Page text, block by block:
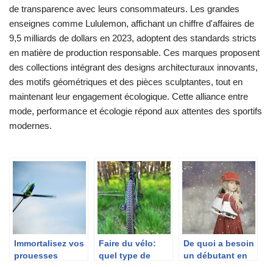
de transparence avec leurs consommateurs. Les grandes
enseignes comme Lululemon, affichant un chiffre d'affaires de
9,5 milliards de dollars en 2023, adoptent des standards stricts
en matière de production responsable. Ces marques proposent
des collections intégrant des designs architecturaux innovants,
des motifs géométriques et des pièces sculptantes, tout en
maintenant leur engagement écologique. Cette alliance entre
mode, performance et écologie répond aux attentes des sportifs
modernes.
Immortalisez vos
prouesses
Faire du vélo:
quel type de
De quoi a besoin
un débutant en